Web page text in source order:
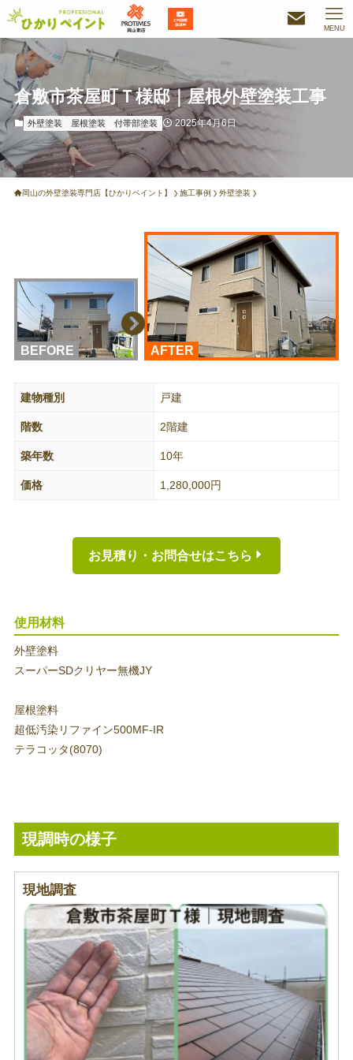
MENU
倉敷市茶屋町Ｔ様邸｜屋根外壁塗装工事
外壁塗装 屋根塗装 付帯部塗装 2025年4月6日
岡山の外壁塗装専門店【ひかりペイント】 施工事例 外壁塗装
BEFORE AFTER
建物種別 戸建
階数 2階建
築年数 10年
価格 1,280,000円
お見積り・お問合せはこちら
使用材料
外壁塗料
スーパーSDクリヤー無機JY
屋根塗料
超低汚染リファイン500MF-IR
テラコッタ(8070)
現調時の様子
現地調査